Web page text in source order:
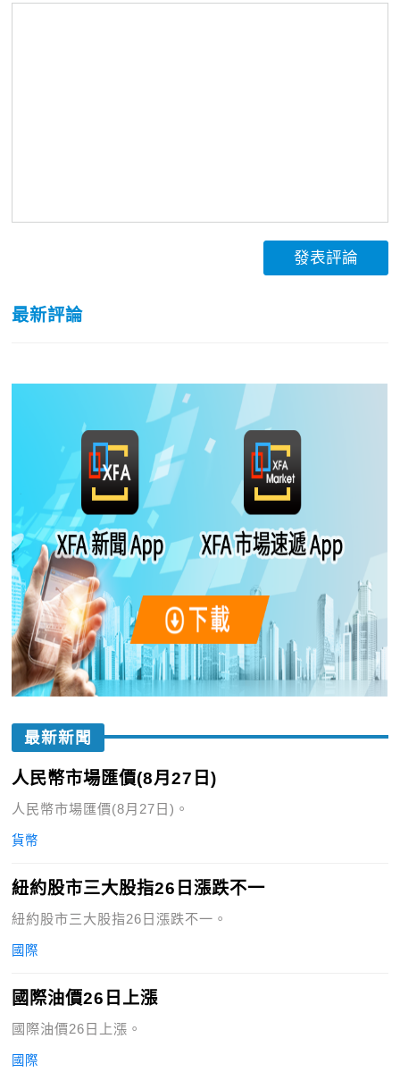
發表評論
最新評論
最新新聞
人民幣市場匯價(8月27日)
人民幣市場匯價(8月27日)。
貨幣
紐約股市三大股指26日漲跌不一
紐約股市三大股指26日漲跌不一。
國際
國際油價26日上漲
國際油價26日上漲。
國際